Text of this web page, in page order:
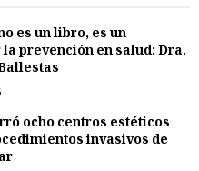
es un libro, es un
prevención en salud: Dra.
ocho centros estéticos
invasivos de